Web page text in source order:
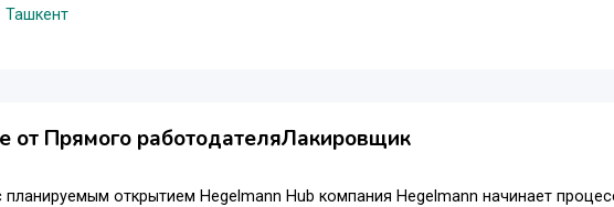
Ташкент
от Прямого работодателяЛакировщик
открытием Hegelmann Hub компания Hegelmann начинает